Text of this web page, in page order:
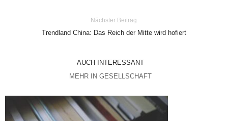
Nächster Beitrag
Trendland China: Das Reich der Mitte wird hofiert
AUCH INTERESSANT
MEHR IN GESELLSCHAFT